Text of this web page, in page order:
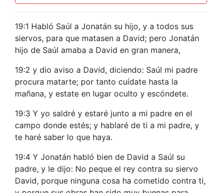
19:1 Habló Saúl a Jonatán su hijo, y a todos sus
siervos, para que matasen a David; pero Jonatán
hijo de Saúl amaba a David en gran manera,
19:2 y dio aviso a David, diciendo: Saúl mi padre
procura matarte; por tanto cuídate hasta la
mañana, y estate en lugar oculto y escóndete.
19:3 Y yo saldré y estaré junto a mi padre en el
campo donde estés; y hablaré de ti a mi padre, y
te haré saber lo que haya.
19:4 Y Jonatán habló bien de David a Saúl su
padre, y le dijo: No peque el rey contra su siervo
David, porque ninguna cosa ha cometido contra ti,